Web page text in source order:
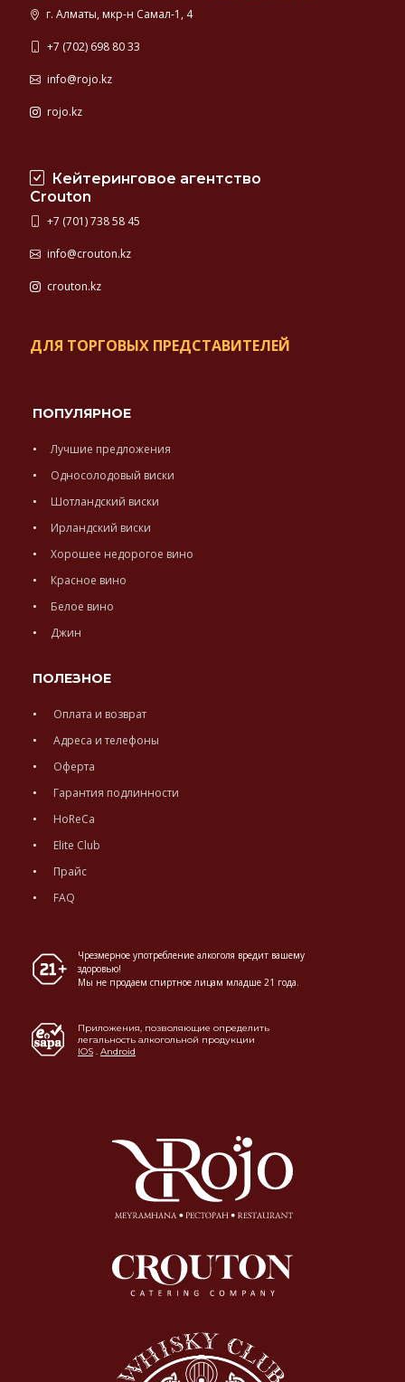
г. Алматы, мкр-н Самал-1, 4
+7 (702) 698 80 33
info@rojo.kz
rojo.kz
Кейтеринговое агентство
Crouton
+7 (701) 738 58 45
info@crouton.kz
crouton.kz
ДЛЯ ТОРГОВЫХ ПРЕДСТАВИТЕЛЕЙ
ПОПУЛЯРНОЕ
Лучшие предложения
Односолодовый виски
Шотландский виски
Ирландский виски
Хорошее недорогое вино
Красное вино
Белое вино
Джин
ПОЛЕЗНОЕ
Оплата и возврат
Адреса и телефоны
Оферта
Гарантия подлинности
HoReCa
Elite Club
Прайс
FAQ
Чрезмерное употребление алкоголя вредит вашему
здоровью!
Мы не продаем спиртное лицам младше 21 года.
Приложения, позволяющие определить
легальность алкогольной продукции
IOS . Android